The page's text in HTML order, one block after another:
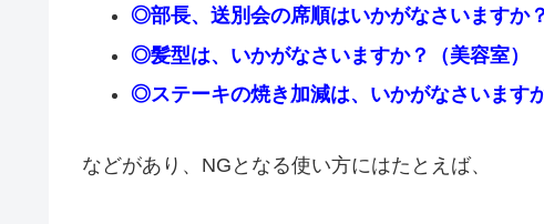
◎部長、送別会の席順はいかがなさいますか？
◎髪型は、いかがなさいますか？（美容室）
◎ステーキの焼き加減は、いかがなさいます
などがあり、NGとなる使い方にはたとえば、